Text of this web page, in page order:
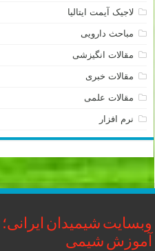
لاجیک آیمت ایتالیا
مباحث دارویی
مقالات انگیزشی
مقالات خبری
مقالات علمی
نرم افزار
وبسایت شیمیدان
آموزش شیمی